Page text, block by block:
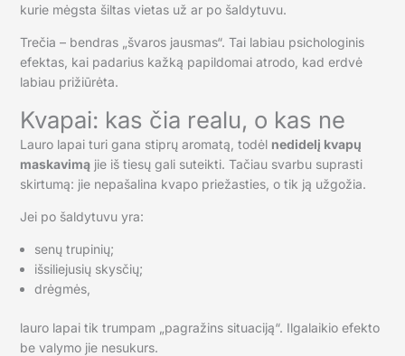
kurie mėgsta šiltas vietas už ar po šaldytuvu.
Trečia – bendras „švaros jausmas“. Tai labiau psichologinis
efektas, kai padarius kažką papildomai atrodo, kad erdvė
labiau prižiūrėta.
Kvapai: kas čia realu, o kas ne
Lauro lapai turi gana stiprų aromatą, todėl nedidelį kvapų
maskavimąjie iš tiesų gali suteikti. Tačiau svarbu suprasti
skirtumą: jie nepašalina kvapo priežasties, o tik ją užgožia.
Jei po šaldytuvu yra:
senų trupinių;
išsiliejusių skysčių;
drėgmės,
lauro lapai tik trumpam „pagražins situaciją“. Ilgalaikio efekto
be valymo jie nesukurs.